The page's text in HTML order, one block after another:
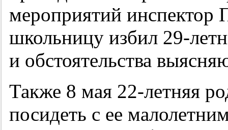
мероприятий инспектор
школьницу избил 29-
и обстоятельства
Также 8 мая 22-летняя
посидеть с ее